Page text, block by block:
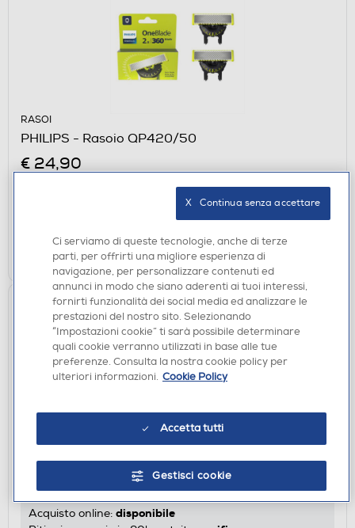
RASOI
PHILIPS - Rasoio QP420/50
€ 24,90
AGGIUNGI
ACCESSORI CURA E BELLEZZA
Acquisto online: disponibile
Ci serviamo di queste tecnologie, anche di terze
parti, per offrirti una migliore esperienza di
navigazione, per personalizzare contenuti ed
annunci in modo che siano aderenti ai tuoi interessi,
fornirti funzionalità dei social media ed analizzare le
prestazioni del nostro sito. Selezionando
“Impostazioni cookie” ti sarà possibile determinare
quali cookie verranno utilizzati in base alle tue
preferenze. Consulta la nostra cookie policy per
ulteriori informazioni. Cookie Policy
Accetta tutti
Gestisci cookie
X   Continua senza accettare